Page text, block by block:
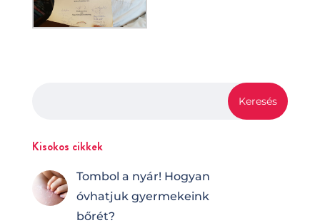
Kisokos cikkek
Tombol a nyár! Hogyan
óvhatjuk gyermekeink
bőrét?